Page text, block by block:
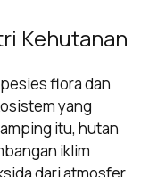
Kehutanan
flora dan
yang
itu, hutan
iklim